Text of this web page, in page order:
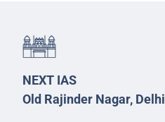
NEXT IAS
Old Rajinder Nagar, Delhi